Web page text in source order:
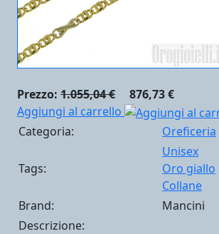
Prezzo: 1.055,04 €
876,73 €
Aggiungi al carrello
Categoria:
Oreficeria
Tags:
Unisex
Oro giallo
Collane
Brand:
Mancini
Descrizione: